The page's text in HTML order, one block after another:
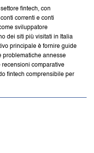
fintech, con
correnti e conti
sviluppatore
dei siti più visitati in Italia
principale è fornire guide
problematiche annesse
comparative
fintech comprensibile per